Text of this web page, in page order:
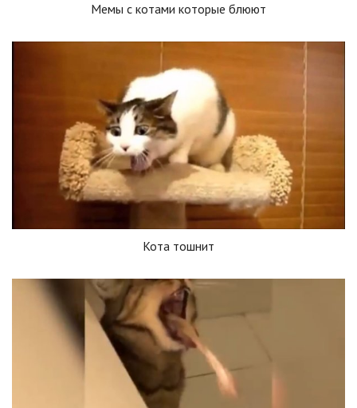
Мемы с котами которые блюют
Кота тошнит